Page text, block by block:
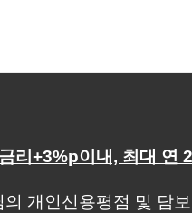
리+3%p이내, 최대 연
개인신용평점 및 담